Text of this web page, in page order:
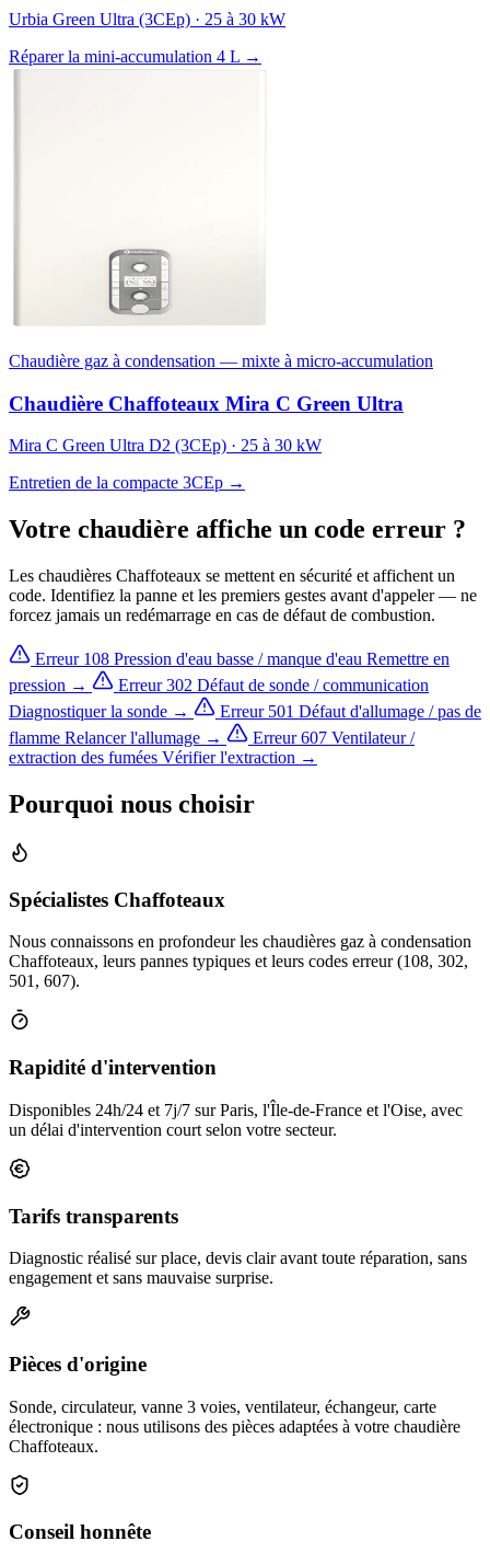
Urbia Green Ultra (3CEp) · 25 à 30 kW
Réparer la mini-accumulation 4 L →
Chaudière gaz à condensation — mixte à micro-accumulation
Chaudière Chaffoteaux Mira C Green Ultra
Mira C Green Ultra D2 (3CEp) · 25 à 30 kW
Entretien de la compacte 3CEp →
Votre chaudière affiche un code erreur ?
Les chaudières Chaffoteaux se mettent en sécurité et affichent un
code. Identifiez la panne et les premiers gestes avant d'appeler — ne
forcez jamais un redémarrage en cas de défaut de combustion.
Erreur 108 Pression d'eau basse / manque d'eau Remettre en
pression →
Erreur 302 Défaut de sonde / communication
Diagnostiquer la sonde →
Erreur 501 Défaut d'allumage / pas de
flamme Relancer l'allumage → Erreur 607 Ventilateur /
extraction des fumées Vérifier l'extraction →
Pourquoi nous choisir
Spécialistes Chaffoteaux
Nous connaissons en profondeur les chaudières gaz à condensation
Chaffoteaux, leurs pannes typiques et leurs codes erreur (108, 302,
501, 607).
Rapidité d'intervention
Disponibles 24h/24 et 7j/7 sur Paris, l'Île-de-France et l'Oise, avec
un délai d'intervention court selon votre secteur.
Tarifs transparents
Diagnostic réalisé sur place, devis clair avant toute réparation, sans
engagement et sans mauvaise surprise.
Pièces d'origine
Sonde, circulateur, vanne 3 voies, ventilateur, échangeur, carte
électronique : nous utilisons des pièces adaptées à votre chaudière
Chaffoteaux.
Conseil honnête